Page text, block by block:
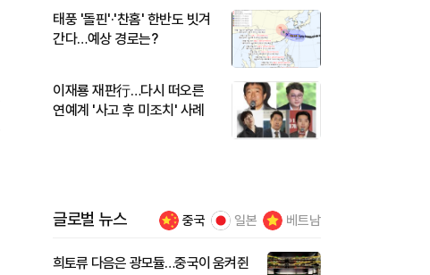
태풍 '돌핀'·'찬홈' 한반도 빗겨
간다…예상 경로는?
이재룡 재판行…다시 떠오른
연예계 '사고 후 미조치' 사례
글로벌 뉴스 중국 일본 베트남
희토류 다음은 광모듈…중국이 움켜쥔